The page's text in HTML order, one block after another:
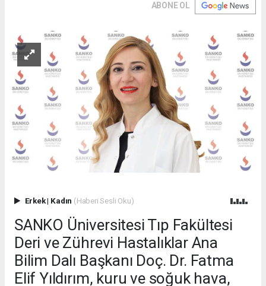
ABONE OL
Erkek| Kadın (Haberi Sesli Oku)
SANKO Üniversitesi Tıp Fakültesi
Deri ve Zührevi Hastalıklar Ana
Bilim Dalı Başkanı Doç. Dr. Fatma
Elif Yıldırım, kuru ve soğuk hava,